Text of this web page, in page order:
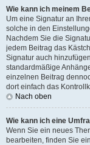
Wie kann ich meinem
Um eine Signatur an
solche in den
Nachdem Sie die
jedem Beitrag das
Signatur auch
standardmäßige
einzelnen Beitrag
dort einfach das
Nach oben
Wie kann ich eine
Wenn Sie ein neues
bearbeiten, finden Sie